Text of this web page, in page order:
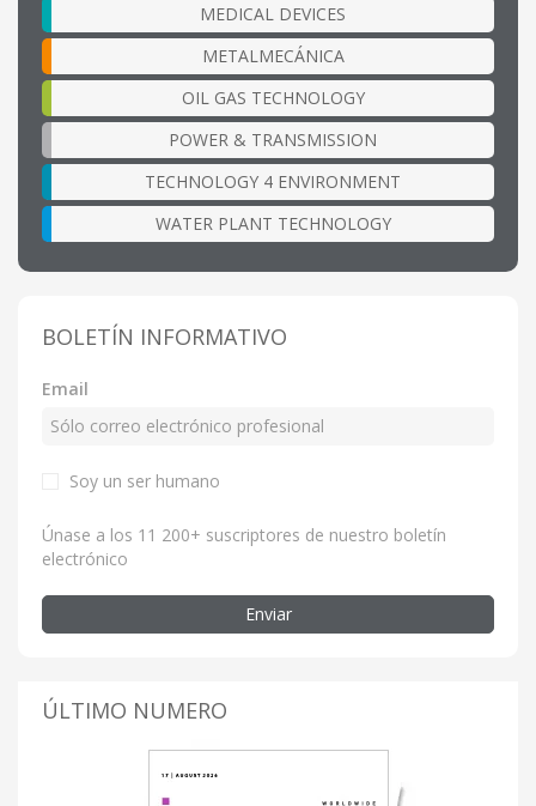
MEDICAL DEVICES
METALMECÁNICA
OIL GAS TECHNOLOGY
POWER & TRANSMISSION
TECHNOLOGY 4 ENVIRONMENT
WATER PLANT TECHNOLOGY
BOLETÍN INFORMATIVO
Email
Soy un ser humano
Únase a los 11 200+ suscriptores de nuestro boletín
electrónico
Enviar
ÚLTIMO NUMERO